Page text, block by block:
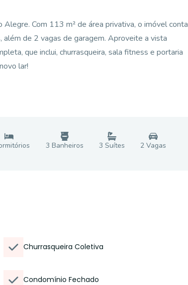
Com 113 m² de área privativa, o imóvel conta
de 2 vagas de garagem. Aproveite a vista
que inclui, churrasqueira, sala fitness e portaria
lar!
s 3 Banheiros 3 Suítes 2Vagas
Churrasqueira Coletiva
Condomínio Fechado